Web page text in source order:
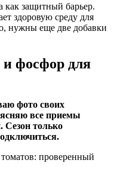
как защитный барьер.
здоровую среду для
нужны еще две добавки
и фосфор для
фото своих
все приемы
Сезон только